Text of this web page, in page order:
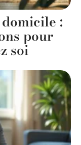
:
pour
soi